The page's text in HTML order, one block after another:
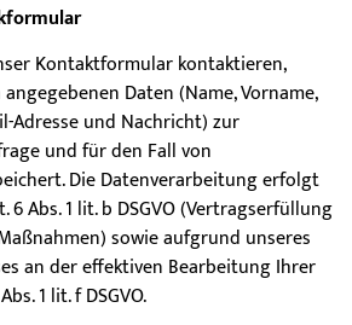
Kontaktformular kontaktieren,
Daten (Name, Vorname,
Adresse und Nachricht) zur
und für den Fall von
Die Datenverarbeitung erfolgt
Abs. 1 lit. b DSGVO (Vertragserfüllung
sowie aufgrund unseres
an der effektiven Bearbeitung Ihrer
1 lit. f DSGVO.